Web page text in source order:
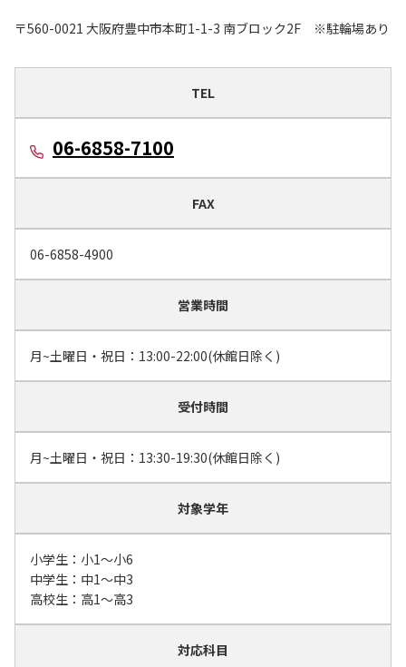
〒560-0021 大阪府豊中市本町1-1-3 南ブロック2F ※駐輪場あり
TEL
06-6858-7100
FAX
06-6858-4900
営業時間
月~土曜日・祝日：13:00-22:00(休館日除く)
受付時間
月~土曜日・祝日：13:30-19:30(休館日除く)
対象学年
小学生：小1～小6
中学生：中1～中3
高校生：高1～高3
対応科目